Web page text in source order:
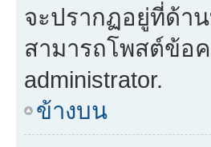
จะปรากฏอยู่ที่ด้า
สามารถโพสต์ข้อ
administrator.
ข้างบน